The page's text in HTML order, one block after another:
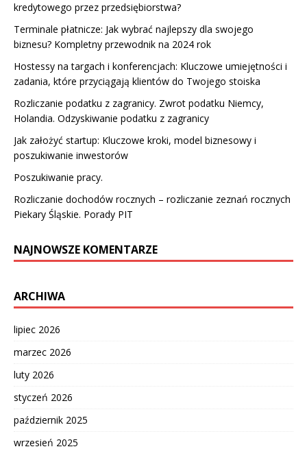
kredytowego przez przedsiębiorstwa?
Terminale płatnicze: Jak wybrać najlepszy dla swojego
biznesu? Kompletny przewodnik na 2024 rok
Hostessy na targach i konferencjach: Kluczowe umiejętności i
zadania, które przyciągają klientów do Twojego stoiska
Rozliczanie podatku z zagranicy. Zwrot podatku Niemcy,
Holandia. Odzyskiwanie podatku z zagranicy
Jak założyć startup: Kluczowe kroki, model biznesowy i
poszukiwanie inwestorów
Poszukiwanie pracy.
Rozliczanie dochodów rocznych – rozliczanie zeznań rocznych
Piekary Śląskie. Porady PIT
NAJNOWSZE KOMENTARZE
ARCHIWA
lipiec 2026
marzec 2026
luty 2026
styczeń 2026
październik 2025
wrzesień 2025